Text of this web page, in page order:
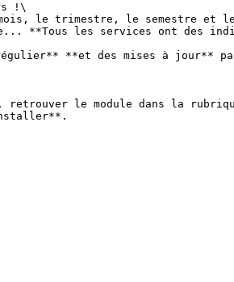
!\
le trimestre, le semestre
**Tous les services ont des
**et des mises à jour**
le module dans la